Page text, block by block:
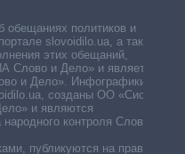
обещаниях политиков и
slovoidilo.ua, а также
этих обещаний,
Слово и Дело» и является
и Дело». Инфографики,
созданы ОО «Система
и являются
контроля Слово и
публикуются на правах